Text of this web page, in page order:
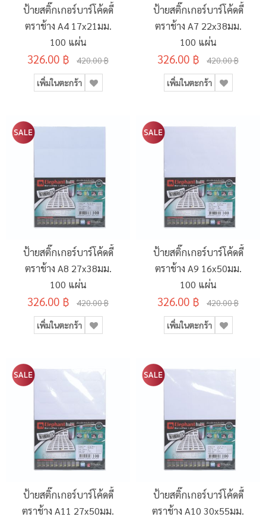
ป้ายสติ๊กเกอร์บาร์โค้ดดี้
ตราช้าง A4 17x21มม.
100 แผ่น
326.00 ฿ 420.00 ฿
เพิ่มในตะกร้า
ป้ายสติ๊กเกอร์บาร์โค้ดดี้
ตราช้าง A7 22x38มม.
100 แผ่น
326.00 ฿ 420.00 ฿
เพิ่มในตะกร้า
ป้ายสติ๊กเกอร์บาร์โค้ดดี้
ตราช้าง A8 27x38มม.
100 แผ่น
326.00 ฿ 420.00 ฿
เพิ่มในตะกร้า
ป้ายสติ๊กเกอร์บาร์โค้ดดี้
ตราช้าง A9 16x50มม.
100 แผ่น
326.00 ฿ 420.00 ฿
เพิ่มในตะกร้า
ป้ายสติ๊กเกอร์บาร์โค้ดดี้
ตราช้าง A11 27x50มม.
ป้ายสติ๊กเกอร์บาร์โค้ดดี้
ตราช้าง A10 30x55มม.